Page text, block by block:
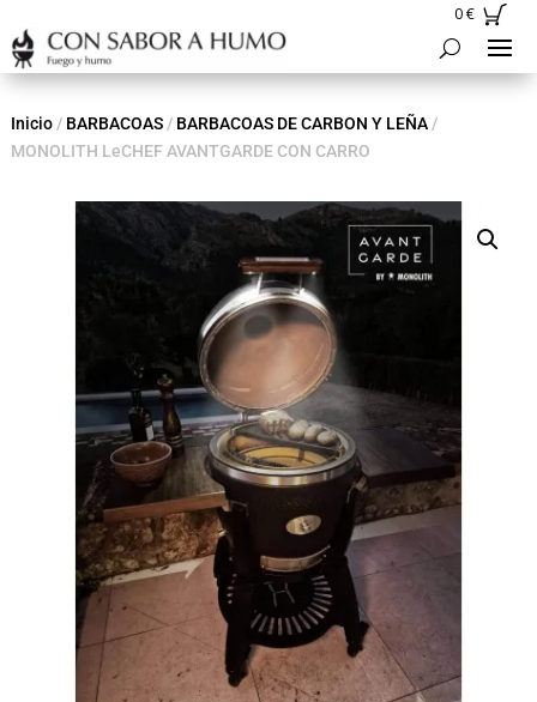
0€
Inicio/ BARBACOAS/ BARBACOAS DE CARBON Y LEÑA/
MONOLITH LeCHEF AVANTGARDE CON CARRO